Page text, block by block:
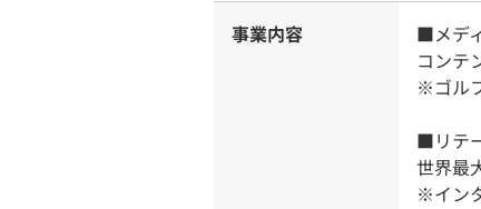
事業内容
■メデ
コンテ
※ゴル
■リテ
世界最
※イン